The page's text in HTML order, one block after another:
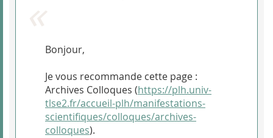
Bonjour,
Je vous recommande cette page :
Archives Colloques (https://plh.univ-
tlse2.fr/accueil-plh/manifestations-
scientifiques/colloques/archives-
colloques).